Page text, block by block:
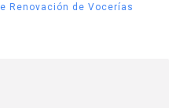
Renovación de Vocerías